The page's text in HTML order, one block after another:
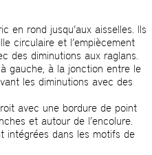
en rond jusqu’aux aisselles. Ils
circulaire et l’empiècement
des diminutions aux raglans.
gauche, à la jonction entre le
les diminutions avec des
avec une bordure de point
et autour de l’encolure.
intégrées dans les motifs de